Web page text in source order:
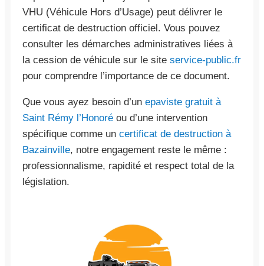
VHU (Véhicule Hors d’Usage) peut délivrer le
certificat de destruction officiel. Vous pouvez
consulter les démarches administratives liées à
la cession de véhicule sur le site service-public.fr
pour comprendre l’importance de ce document.
Que vous ayez besoin d’un epaviste gratuit à
Saint Rémy l’Honoré ou d’une intervention
spécifique comme un certificat de destruction à
Bazainville, notre engagement reste le même :
professionnalisme, rapidité et respect total de la
législation.